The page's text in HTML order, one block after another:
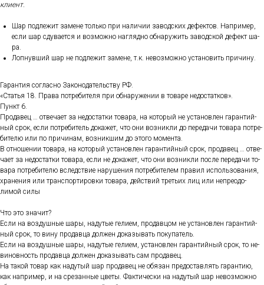
кли­ент.
Шар под­ле­жит за­мене толь­ко при на­личии за­вод­ских де­фек­тов. Нап­ри­мер,
ес­ли шар сду­ва­ет­ся и воз­можно наг­лядно об­на­ружить за­вод­ской де­фект ша­
ра.
Лоп­нувший шар не под­ле­жит за­мене, т.к. не­воз­можно ус­та­новить при­чину.
Га­ран­тия сог­ласно За­коно­датель­ству РФ.
«Статья 18. Пра­ва пот­ре­бите­ля при об­на­руже­нии в то­варе не­дос­татков».
Пункт 6.
Про­давец … от­ве­ча­ет за не­дос­татки то­вара, на ко­торый не ус­та­нов­лен га­ран­тий­
ный срок, ес­ли пот­ре­битель до­кажет, что они воз­никли до пе­реда­чи то­вара пот­ре­
бите­лю или по при­чинам, воз­никшим до это­го мо­мен­та.
В от­но­шении то­вара, на ко­торый ус­та­нов­лен га­ран­тий­ный срок, про­давец … от­ве­
ча­ет за не­дос­татки то­вара, ес­ли не до­кажет, что они воз­никли пос­ле пе­реда­чи то­
вара пот­ре­бите­лю вследс­твие на­руше­ния пот­ре­бите­лем пра­вил ис­поль­зо­вания,
хра­нения или тран­спор­ти­ров­ки то­вара, дей­ствий треть­их лиц или неп­ре­одо­
лимой си­лы
Что это зна­чит?
Ес­ли на воз­душные ша­ры, на­дутые ге­ли­ем, про­дав­цом не ус­та­нов­лен га­ран­тий­
ный срок, то ви­ну про­дав­ца дол­жен до­казы­вать по­купа­тель.
Ес­ли на воз­душные ша­ры, на­дутые ге­ли­ем, ус­та­нов­лен га­ран­тий­ный срок, то не­
винов­ность про­дав­ца дол­жен до­казы­вать сам про­давец.
На та­кой то­вар как на­дутый шар про­давец не обя­зан пре­дос­тавлять га­ран­тию,
как нап­ри­мер, и на сре­зан­ные цве­ты. Фак­ти­чес­ки на на­дутый шар не­воз­можно